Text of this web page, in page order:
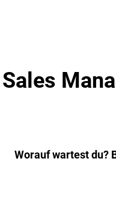
Worauf wartest du?